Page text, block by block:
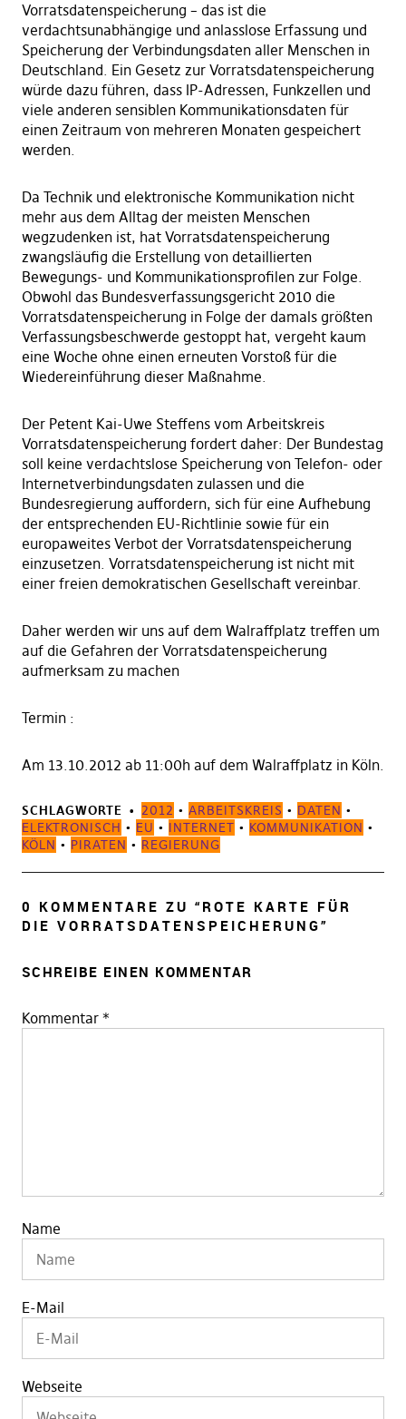
Vorratsdatenspeicherung – das ist die
verdachtsunabhängige und anlasslose Erfassung und
Speicherung der Verbindungsdaten aller Menschen in
Deutschland. Ein Gesetz zur Vorratsdatenspeicherung
würde dazu führen, dass IP-Adressen, Funkzellen und
viele anderen sensiblen Kommunikationsdaten für
einen Zeitraum von mehreren Monaten gespeichert
werden.
Da Technik und elektronische Kommunikation nicht
mehr aus dem Alltag der meisten Menschen
wegzudenken ist, hat Vorratsdatenspeicherung
zwangsläufig die Erstellung von detaillierten
Bewegungs- und Kommunikationsprofilen zur Folge.
Obwohl das Bundesverfassungsgericht 2010 die
Vorratsdatenspeicherung in Folge der damals größten
Verfassungsbeschwerde gestoppt hat, vergeht kaum
eine Woche ohne einen erneuten Vorstoß für die
Wiedereinführung dieser Maßnahme.
Der Petent Kai-Uwe Steffens vom Arbeitskreis
Vorratsdatenspeicherung fordert daher: Der Bundestag
soll keine verdachtslose Speicherung von Telefon- oder
Internetverbindungsdaten zulassen und die
Bundesregierung auffordern, sich für eine Aufhebung
der entsprechenden EU-Richtlinie sowie für ein
europaweites Verbot der Vorratsdatenspeicherung
einzusetzen. Vorratsdatenspeicherung ist nicht mit
einer freien demokratischen Gesellschaft vereinbar.
Daher werden wir uns auf dem Walraffplatz treffen um
auf die Gefahren der Vorratsdatenspeicherung
aufmerksam zu machen
Termin :
Am 13.10.2012 ab 11:00h auf dem Walraffplatz in Köln.
SCHLAGWORTE 2012 • ARBEITSKREIS • DATEN •
ELEKTRONISCH • EU • INTERNET • KOMMUNIKATION •
KÖLN • PIRATEN • REGIERUNG
0 KOMMENTARE ZU “ ROTE KARTE FÜR
DIE VORRATSDATENSPEICHERUNG”
SCHREIBE EINEN KOMMENTAR
Kommentar *
Name
E-Mail
Webseite